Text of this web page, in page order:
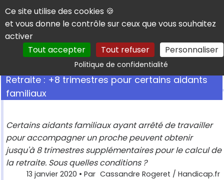
Panneau de gestion des cookies
Ce site utilise des cookies 🍪
et vous donne le contrôle sur ceux que vous souhaitez
activer
Tout accepter
Tout refuser Personnaliser
Politique de confidentialitéRechercher
Retraite : +8 trimestres pour certains aidants
familiaux
Certains aidants familiaux ayant arrêté de travailler
pour accompagner un proche peuvent obtenir
jusqu'à 8 trimestres supplémentaires pour le calcul de
la retraite. Sous quelles conditions ?
13 janvier 2020 • Par Cassandre Rogeret / Handicap.fr